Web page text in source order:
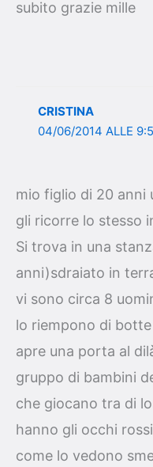
subito grazie mille
CRISTINA
04/06/2014 ALLE
mio figlio di 20
gli ricorre lo stesso
Si trova in una
anni)sdraiato in
vi sono circa 8
lo riempono di
apre una porta al
gruppo di bambini
che giocano tra di
hanno gli occhi
come lo vedono